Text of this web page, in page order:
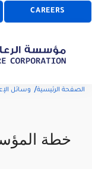
CAREERS
الصفحة الرئيسية وسائل